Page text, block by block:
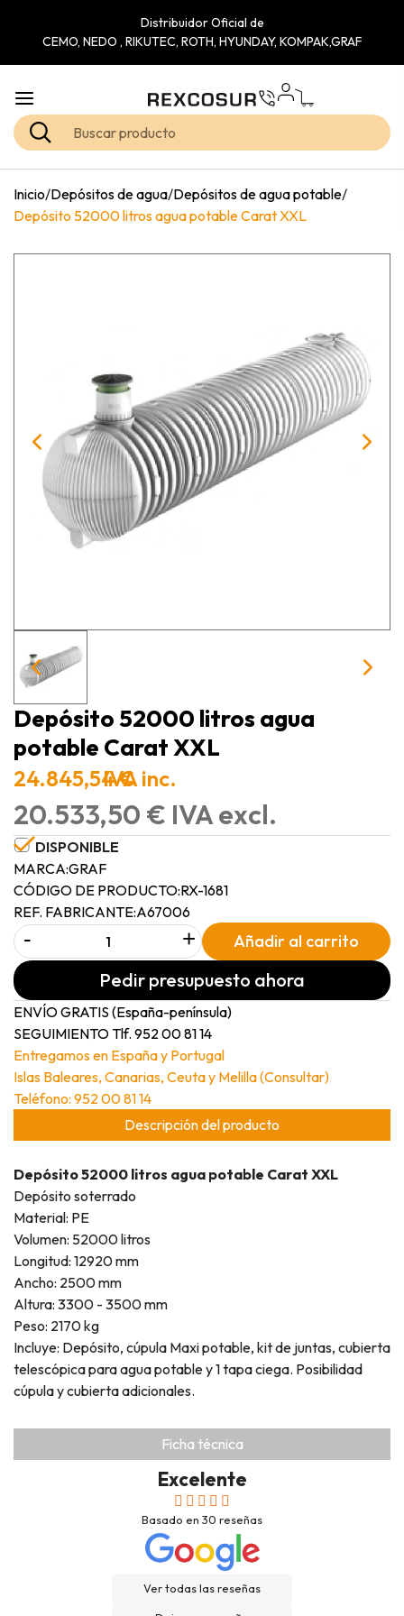
Distribuidor Oficial de
CEMO, NEDO , RIKUTEC, ROTH, HYUNDAY, KOMPAK,GRAF
Inicio/Depósitos de agua/Depósitos de agua potable/
Depósito 52000 litros agua potable Carat XXL
Depósito 52000 litros agua
potable Carat XXL
24.845,54 €IVA inc.
20.533,50 € IVA excl.
DISPONIBLE
MARCA:GRAF
CÓDIGO DE PRODUCTO:RX-1681
REF. FABRICANTE:A67006
- + Añadir al carrito
Pedir presupuesto ahora
ENVÍO GRATIS (España-península)
SEGUIMIENTO Tlf. 952 00 81 14
Entregamos en España y Portugal
Islas Baleares, Canarias, Ceuta y Melilla (Consultar)
Teléfono: 952 00 81 14
Descripción del producto
Ficha técnica
Depósito 52000 litros agua potable Carat XXL
Depósito soterrado
Material: PE
Volumen: 52000 litros
Longitud: 12920 mm
Ancho: 2500 mm
Altura: 3300 - 3500 mm
Peso: 2170 kg
Incluye: Depósito, cúpula Maxi potable, kit de juntas, cubierta
telescópica para agua potable y 1 tapa ciega. Posibilidad
cúpula y cubierta adicionales.
Excelente
Basado en 30 reseñas
Ver todas las reseñas